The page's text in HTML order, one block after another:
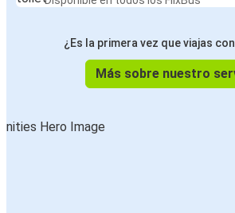
¿Es la primera vez que viajas
Más sobre nuestro